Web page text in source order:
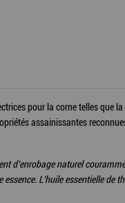
pour la corne telles que la
assainissantes
d’enrobage naturel
L’huile essentielle